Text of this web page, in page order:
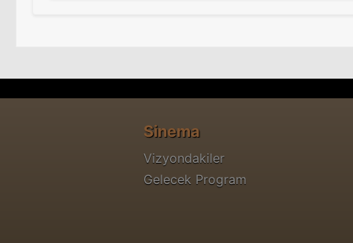
Sinema
Vizyondakiler
Gelecek Program